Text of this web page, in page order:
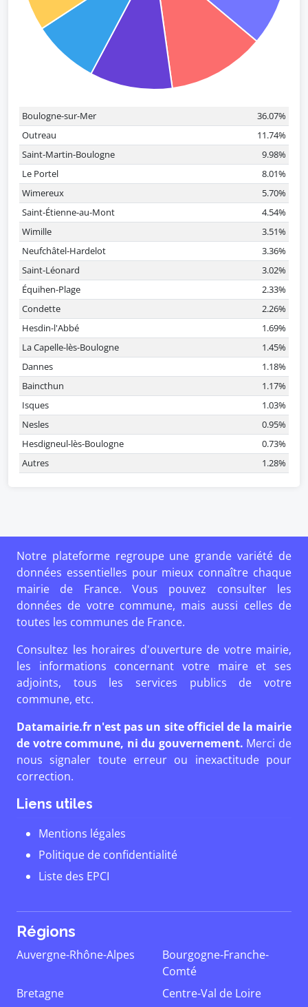
Boulogne-sur-Mer
36.07%
Outreau
11.74%
Saint-Martin-Boulogne
9.98%
Le Portel
8.01%
Wimereux
5.70%
Saint-Étienne-au-Mont
4.54%
Wimille
3.51%
Neufchâtel-Hardelot
3.36%
Saint-Léonard
3.02%
Équihen-Plage
2.33%
Condette
2.26%
Hesdin-l'Abbé
1.69%
La Capelle-lès-Boulogne
1.45%
Dannes
1.18%
Baincthun
1.17%
Isques
1.03%
Nesles
0.95%
Hesdigneul-lès-Boulogne
0.73%
Autres
1.28%
Notre plateforme regroupe une grande variété de
données essentielles pour mieux connaître chaque
mairie de France. Vous pouvez consulter les
données de votre commune, mais aussi celles de
toutes les communes de France.
Consultez les horaires d'ouverture de votre mairie,
les informations concernant votre maire et ses
adjoints, tous les services publics de votre
commune, etc.
Datamairie.fr n'est pas un site officiel de la mairie
de votre commune, ni du gouvernement. Merci de
nous signaler toute erreur ou inexactitude pour
correction.
Liens utiles
Mentions légales
Politique de confidentialité
Liste des EPCI
Régions
Auvergne-Rhône-Alpes
Bourgogne-Franche-
Comté
Bretagne
Centre-Val de Loire